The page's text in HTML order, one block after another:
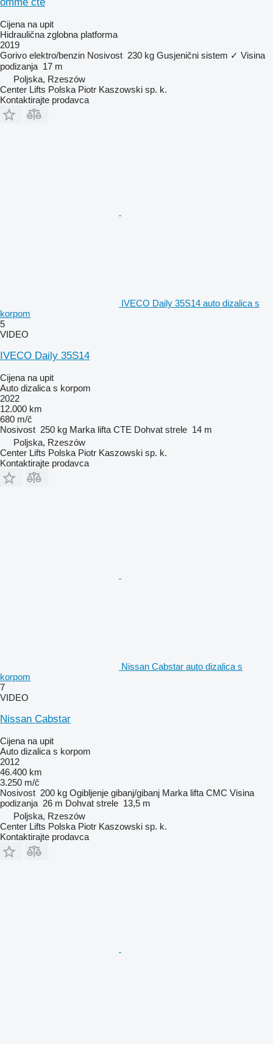
Cijena na upit
Hidraulična zglobna platforma
2019
Gorivo elektro/benzin Nosivost 230 kg Gusjenični sistem ✓ Visina
podizanja 17 m
Poljska, Rzeszów
Center Lifts Polska Piotr Kaszowski sp. k.
Kontaktirajte prodavca
IVECO Daily 35S14 auto dizalica s
korpom
5
VIDEO
IVECO Daily 35S14
Cijena na upit
Auto dizalica s korpom
2022
12.000 km
680 m/č
Nosivost 250 kg Marka lifta CTE Dohvat strele 14 m
Poljska, Rzeszów
Center Lifts Polska Piotr Kaszowski sp. k.
Kontaktirajte prodavca
Nissan Cabstar auto dizalica s
korpom
7
VIDEO
Nissan Cabstar
Cijena na upit
Auto dizalica s korpom
2012
46.400 km
3.250 m/č
Nosivost 200 kg Ogibljenje gibanj/gibanj Marka lifta CMC Visina
podizanja 26 m Dohvat strele 13,5 m
Poljska, Rzeszów
Center Lifts Polska Piotr Kaszowski sp. k.
Kontaktirajte prodavca